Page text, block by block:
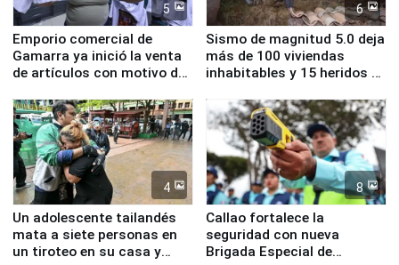
5
Emporio comercial de
Gamarra ya inició la venta
de artículos con motivo de
6
Sismo de magnitud 5.0 deja
más de 100 viviendas
inhabitables y 15 heridos en
4
Un adolescente tailandés
mata a siete personas en
un tiroteo en su casa y
8
Callao fortalece la
seguridad con nueva
Brigada Especial de